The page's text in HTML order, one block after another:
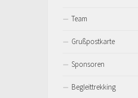
Team
Grußpostkarte
Sponsoren
Begleittrekking